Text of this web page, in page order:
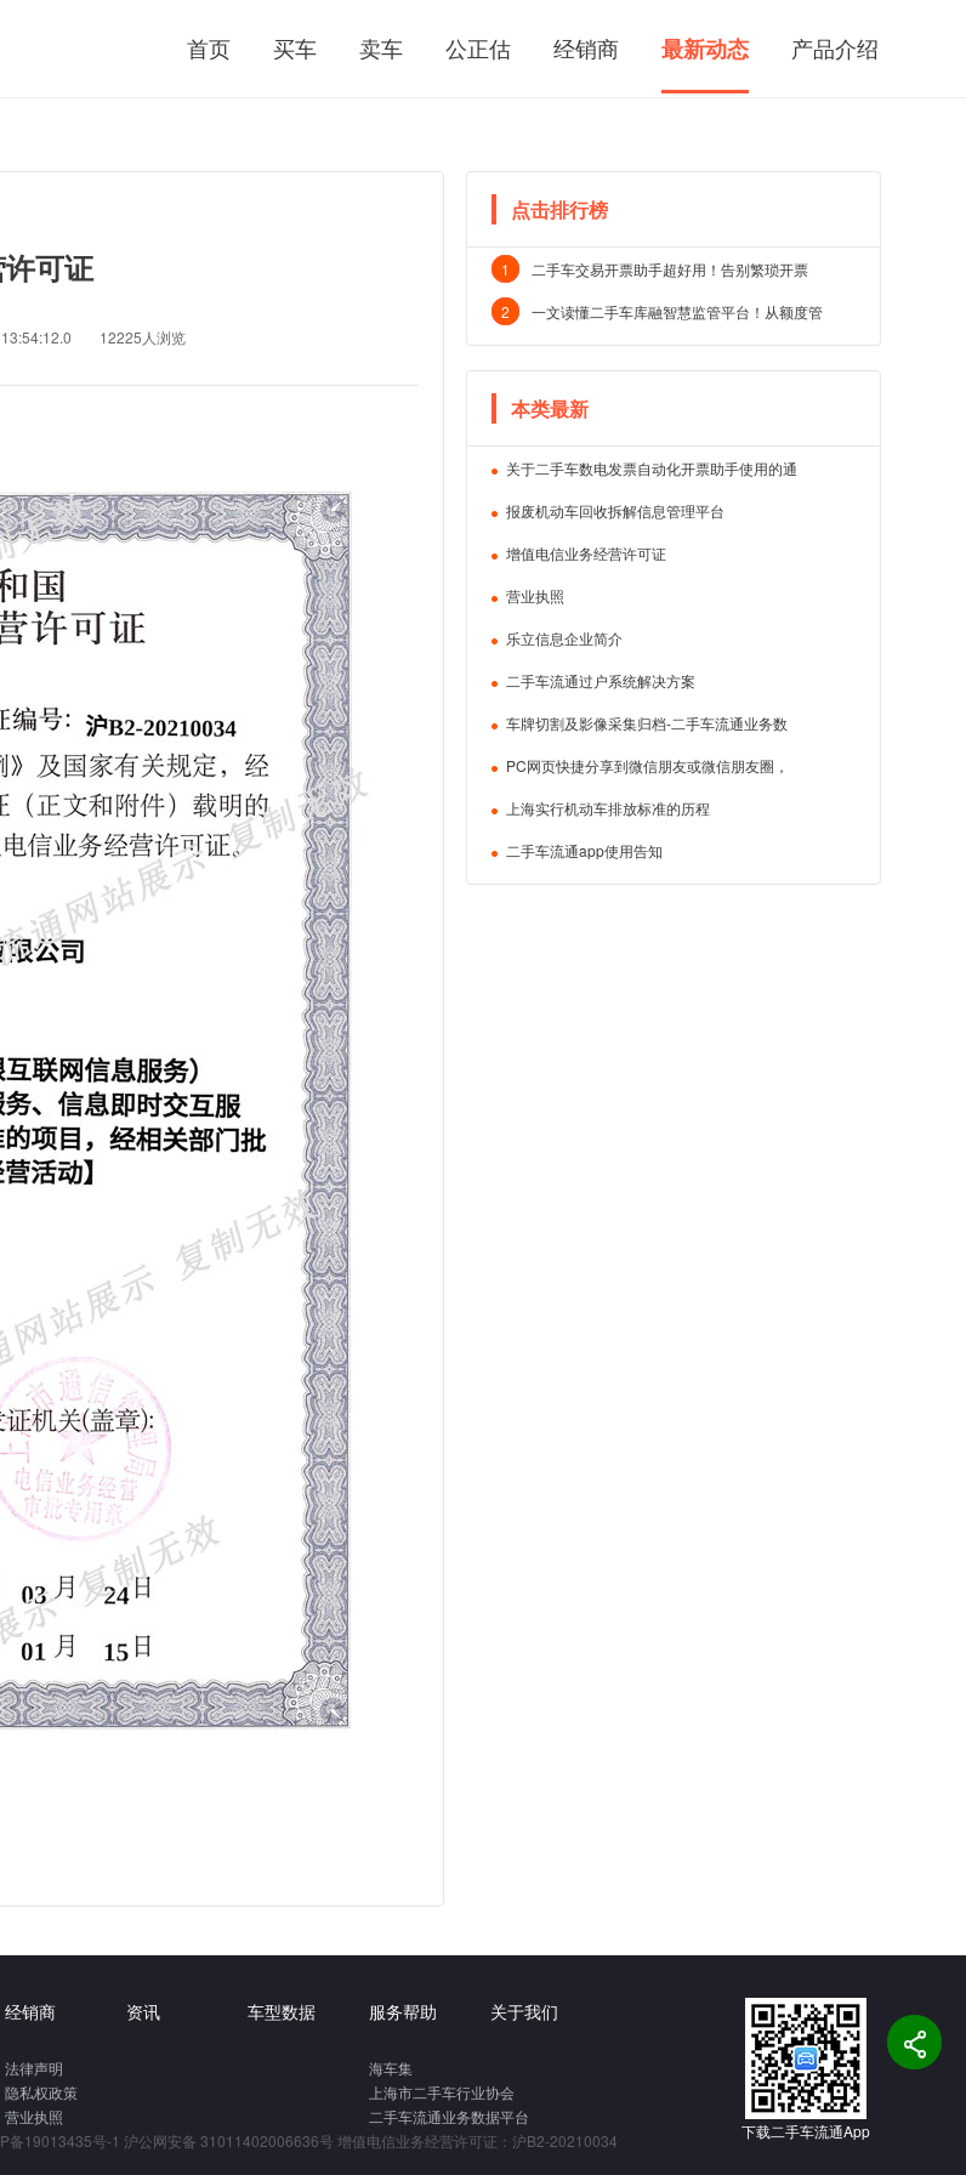
产品介绍
最新动态
经销商
公正估
卖车
买车
首页
可证
12225人浏览
点击排行榜
1 二手车交易开票助手超好用！告别繁琐开票
2 一文读懂二手车库融智慧监管平台！从额度管
本类最新
关于二手车数电发票自动化开票助手使用的通
报废机动车回收拆解信息管理平台
增值电信业务经营许可证
营业执照
乐立信息企业简介
二手车流通过户系统解决方案
车牌切割及影像采集归档-二手车流通业务数
PC网页快捷分享到微信朋友或微信朋友圈，
上海实行机动车排放标准的历程
二手车流通app使用告知
经销商 资讯 车型数据 服务帮助 关于我们
法律声明
隐私权政策
营业执照
海车集
上海市二手车行业协会
二手车流通业务数据平台
备19013435号-1 沪公网安备 31011402006636号 增值电信业务经营许可证：沪B2-20210034 下载二手车流通App
